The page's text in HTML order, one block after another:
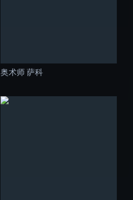
奥术师 萨科